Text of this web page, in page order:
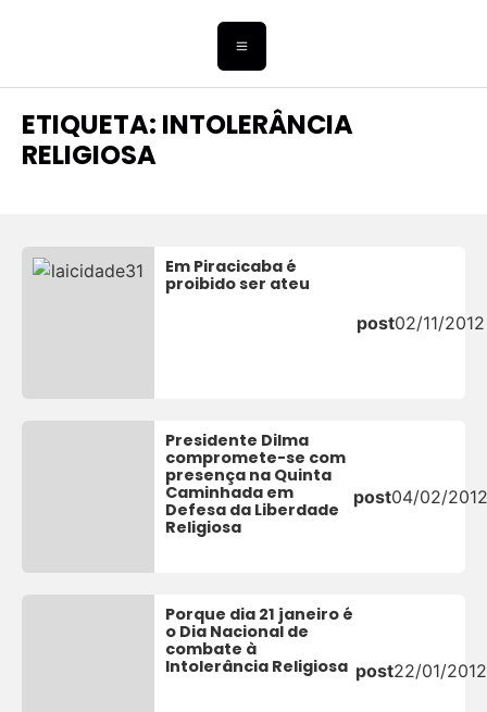
ETIQUETA: INTOLERÂNCIA
RELIGIOSA
Em Piracicaba é
proibido ser ateu
post02/11/2012
Presidente Dilma
compromete-se com
presença na Quinta
Caminhada em
Defesa da Liberdade
Religiosa
post04/02/
Porque dia 21 janeiro é
o Dia Nacional de
combate à
Intolerância Religiosa post22/01/2012